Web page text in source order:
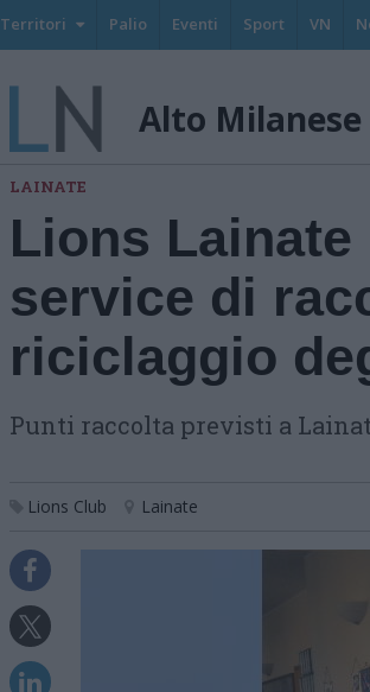
Territori Palio Eventi Sport VN
Alto Milanese
LAINATE
Lions
service di
riciclaggio
Punti raccolta previsti a
Lions Club Lainate